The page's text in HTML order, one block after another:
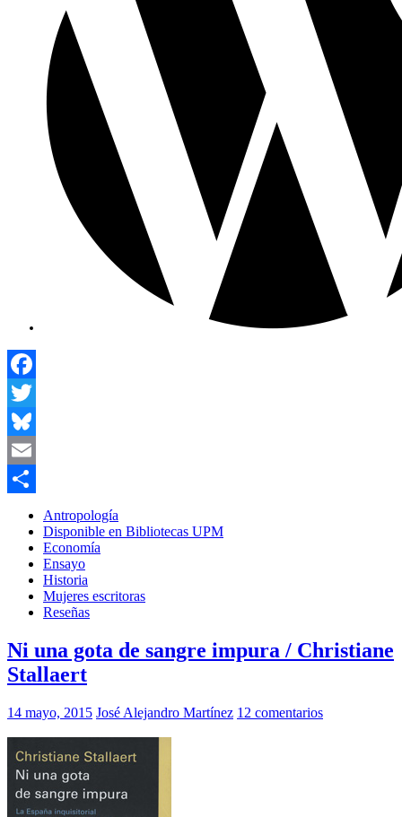
Facebook
Twitter
Bluesky
Email
Compartir
Antropología
Disponible en Bibliotecas UPM
Economía
Ensayo
Historia
Mujeres escritoras
Reseñas
Ni una gota de sangre impura / Christiane
Stallaert
14 mayo, 2015 José Alejandro Martínez 12 comentarios